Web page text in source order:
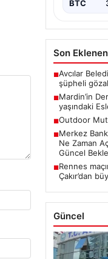
BTC
Son
■Avcılar
şüpheli
■Mardin’in
yaşındaki
■Outdoor
■Merkez
Ne Zaman
Güncel
■Rennes
Çakır’dan
Güncel